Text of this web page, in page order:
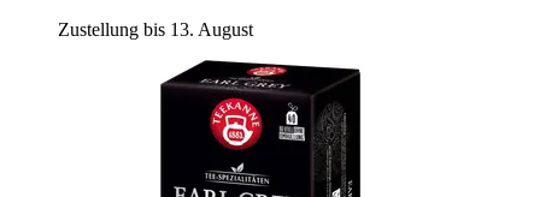
Zustellung bis 13. August